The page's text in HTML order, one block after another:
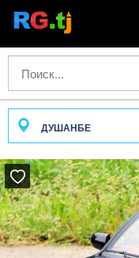
ДУШАНБЕ